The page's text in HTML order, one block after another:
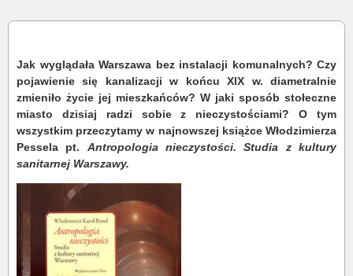
Jak wyglądała Warszawa bez instalacji komunalnych? Czy
pojawienie się kanalizacji w końcu XIX w. diametralnie
zmieniło życie jej mieszkańców? W jaki sposób stołeczne
miasto dzisiaj radzi sobie z nieczystościami? O tym
wszystkim przeczytamy w najnowszej książce Włodzimierza
Pessela pt. Antropologia nieczystości. Studia z kultury
sanitarnej Warszawy.